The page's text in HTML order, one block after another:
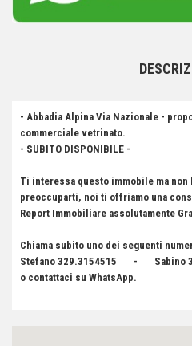
- Abbadia Alpina Via Nazionale -
commerciale vetrinato.
- SUBITO DISPONIBILE -
Ti interessa questo immobile ma non
preoccuparti, noi ti offriamo una
Report Immobiliare assolutamente
Chiama subito uno dei seguenti
Stefano 329.3154515 - Sabino
o contattaci su WhatsApp.